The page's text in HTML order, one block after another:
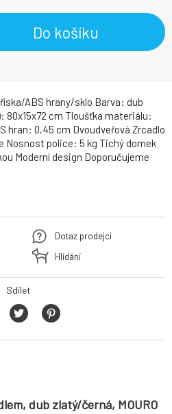
ABS hrany/sklo Barva: dub
80x15x72 cm Tloušťka materiálu:
hran: 0,45 cm Dvoudveřová Zrcadlo
Nosnost police: 5 kg Tichý domek
Moderní design Doporučujeme
Do košíku
Dotaz prodejci
Hlídání
Sdílet
dub zlatý/černá, MOURO